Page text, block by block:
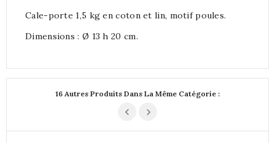
Cale-porte 1,5 kg en coton et lin, motif poules.
Dimensions : Ø 13 h 20 cm.
16 Autres Produits Dans La Même Catégorie :